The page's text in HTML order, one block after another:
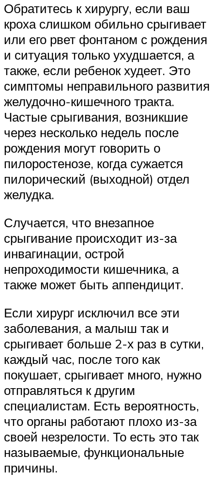
Обратитесь к хирургу, если ваш
кроха слишком обильно срыгивает
или его рвет фонтаном с рождения
и ситуация только ухудшается, а
также, если ребенок худеет. Это
симптомы неправильного развития
желудочно-кишечного тракта.
Частые срыгивания, возникшие
через несколько недель после
рождения могут говорить о
пилоростенозе, когда сужается
пилорический (выходной) отдел
желудка.
Случается, что внезапное
срыгивание происходит из-за
инвагинации, острой
непроходимости кишечника, а
также может быть аппендицит.
Если хирург исключил все эти
заболевания, а малыш так и
срыгивает больше 2-х раз в сутки,
каждый час, после того как
покушает, срыгивает много, нужно
отправляться к другим
специалистам. Есть вероятность,
что органы работают плохо из-за
своей незрелости. То есть это так
называемые, функциональные
причины.